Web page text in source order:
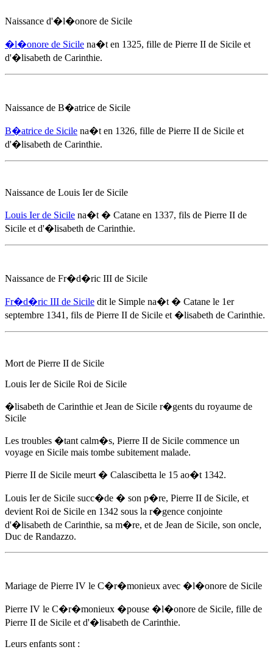
Naissance d'�l�onore de Sicile
�l�onore de Sicile na�t en 1325, fille de Pierre II de Sicile et
d'�lisabeth de Carinthie.
Naissance de B�atrice de Sicile
B�atrice de Sicile na�t en 1326, fille de Pierre II de Sicile et
d'�lisabeth de Carinthie.
Naissance de Louis Ier de Sicile
Louis Ier de Sicile na�t � Catane en 1337, fils de Pierre II de
Sicile et d'�lisabeth de Carinthie.
Naissance de Fr�d�ric III de Sicile
Fr�d�ric III de Sicile dit le Simple na�t � Catane le 1er
septembre 1341 , fils de Pierre II de Sicile et �lisabeth de Carinthie.
Mort de Pierre II de Sicile
Louis Ier de Sicile Roi de Sicile
�lisabeth de Carinthie et Jean de Sicile r�gents du royaume de
Sicile
Les troubles �tant calm�s, Pierre II de Sicile commence un
voyage en Sicile mais tombe subitement malade.
Pierre II de Sicile meurt � Calascibetta le 15 ao�t 1342.
Louis Ier de Sicile succ�de � son p�re, Pierre II de Sicile, et
devient Roi de Sicile en 1342 sous la r�gence conjointe
d'�lisabeth de Carinthie, sa m�re, et de Jean de Sicile, son oncle,
Duc de Randazzo.
Mariage de Pierre IV le C�r�monieux avec �l�onore de Sicile
Pierre IV le C�r�monieux �pouse �l�onore de Sicile, fille de
Pierre II de Sicile et d'�lisabeth de Carinthie.
Leurs enfants sont :